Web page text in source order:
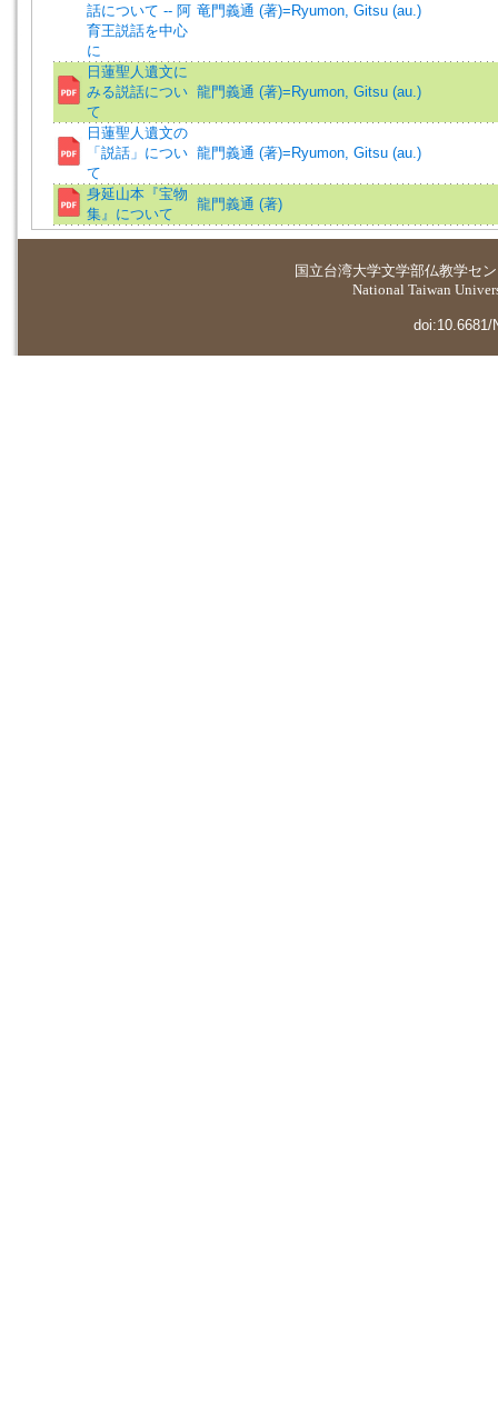
話について -- 阿
育王説話を中心
に
竜門義通 (著)=Ryumon, Gitsu (au.)
日蓮聖人遺文に
みる説話につい
て
龍門義通 (著)=Ryumon, Gitsu (au.)
日蓮聖人遺文の
「説話」につい
て
龍門義通 (著)=Ryumon, Gitsu (au.)
身延山本『宝物
集』について
龍門義通 (著)
国立台湾大学文学部仏教学セ
National Taiwan
doi:10.6681/